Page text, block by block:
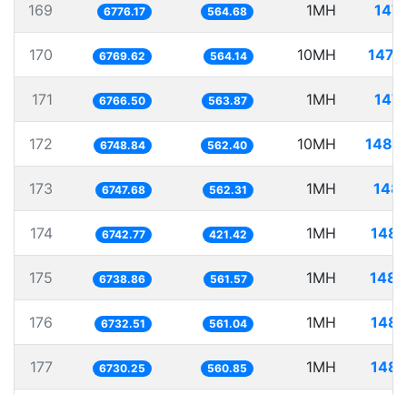
169 6776.17 564.68 1MH
170 6769.62 564.14 10MH
171 6766.50 563.87 1MH
172 6748.84 562.40 10MH
173 6747.68 562.31 1MH
174 6742.77 421.42 1MH
175 6738.86 561.57 1MH
176 6732.51 561.04 1MH
177 6730.25 560.85 1MH